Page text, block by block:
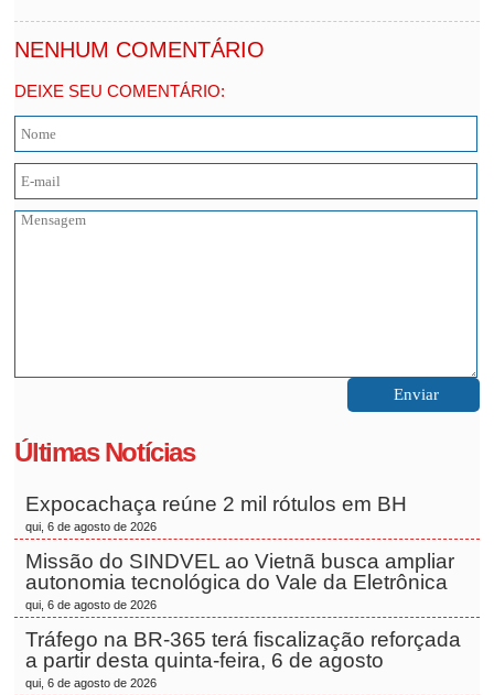
NENHUM COMENTÁRIO
DEIXE SEU COMENTÁRIO:
Últimas Notícias
Expocachaça reúne 2 mil rótulos em BH
qui, 6 de agosto de 2026
Missão do SINDVEL ao Vietnã busca ampliar
autonomia tecnológica do Vale da Eletrônica
qui, 6 de agosto de 2026
Tráfego na BR-365 terá fiscalização reforçada
a partir desta quinta-feira, 6 de agosto
qui, 6 de agosto de 2026